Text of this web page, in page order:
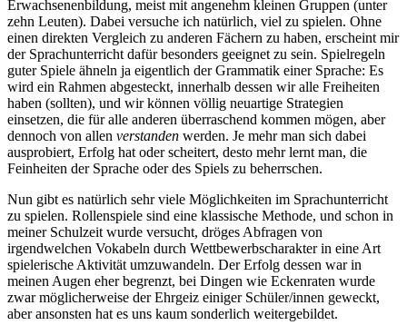
Erwachsenenbildung, meist mit angenehm kleinen Gruppen (unter
zehn Leuten). Dabei versuche ich natürlich, viel zu spielen. Ohne
einen direkten Vergleich zu anderen Fächern zu haben, erscheint mir
der Sprachunterricht dafür besonders geeignet zu sein. Spielregeln
guter Spiele ähneln ja eigentlich der Grammatik einer Sprache: Es
wird ein Rahmen abgesteckt, innerhalb dessen wir alle Freiheiten
haben (sollten), und wir können völlig neuartige Strategien
einsetzen, die für alle anderen überraschend kommen mögen, aber
dennoch von allen verstanden werden. Je mehr man sich dabei
ausprobiert, Erfolg hat oder scheitert, desto mehr lernt man, die
Feinheiten der Sprache oder des Spiels zu beherrschen.
Nun gibt es natürlich sehr viele Möglichkeiten im Sprachunterricht
zu spielen. Rollenspiele sind eine klassische Methode, und schon in
meiner Schulzeit wurde versucht, dröges Abfragen von
irgendwelchen Vokabeln durch Wettbewerbscharakter in eine Art
spielerische Aktivität umzuwandeln. Der Erfolg dessen war in
meinen Augen eher begrenzt, bei Dingen wie Eckenraten wurde
zwar möglicherweise der Ehrgeiz einiger Schüler/innen geweckt,
aber ansonsten hat es uns kaum sonderlich weitergebildet.